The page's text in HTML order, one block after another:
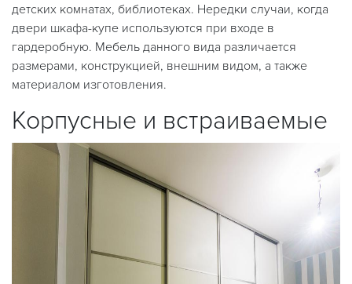
детских комнатах, библиотеках. Нередки случаи, когда
двери шкафа-купе используются при входе в
гардеробную. Мебель данного вида различается
размерами, конструкцией, внешним видом, а также
материалом изготовления.
Корпусные и встраиваемые